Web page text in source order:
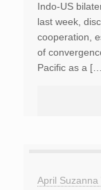
Indo-US
last week,
cooperation,
of
Pacific as a
April Suzanna